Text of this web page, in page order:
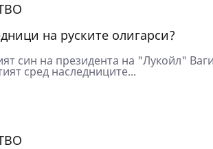
на руските олигарси?
син на президента на "Лукойл"
сред наследниците...